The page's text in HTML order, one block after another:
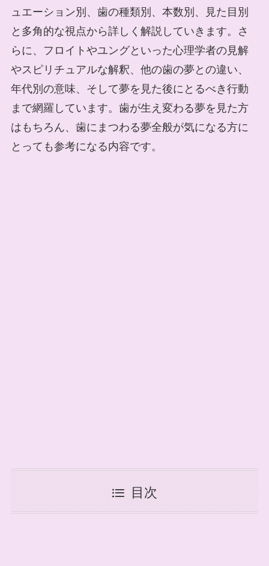
ュエーション別、歯の種類別、本数別、見た目別
と多角的な視点から詳しく解説していきます。さ
らに、フロイトやユングといった心理学者の見解
やスピリチュアルな解釈、他の歯の夢との違い、
年代別の意味、そして夢を見た後にとるべき行動
まで網羅しています。歯が生え変わる夢を見た方
はもちろん、歯にまつわる夢全般が気になる方に
とっても参考になる内容です。
目次